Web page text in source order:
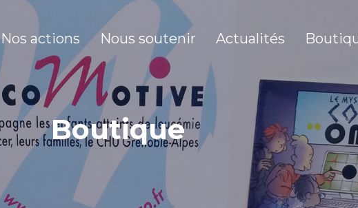
Nos actions Nous soutenir Actualités
Boutique